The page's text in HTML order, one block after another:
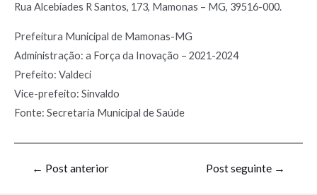
Rua Alcebíades R Santos, 173, Mamonas – MG, 39516-000.
Prefeitura Municipal de Mamonas-MG
Administração: a Força da Inovação – 2021-2024
Prefeito: Valdeci
Vice-prefeito: Sinvaldo
Fonte: Secretaria Municipal de Saúde
← Post anterior Post seguinte →